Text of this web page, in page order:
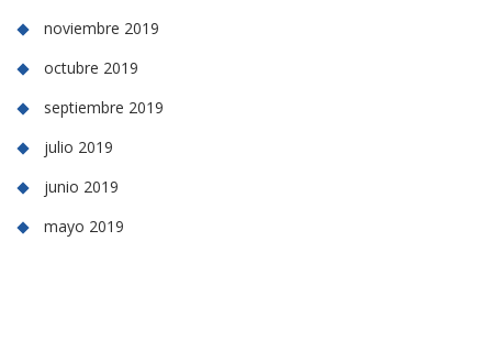
noviembre 2019
octubre 2019
septiembre 2019
julio 2019
junio 2019
mayo 2019